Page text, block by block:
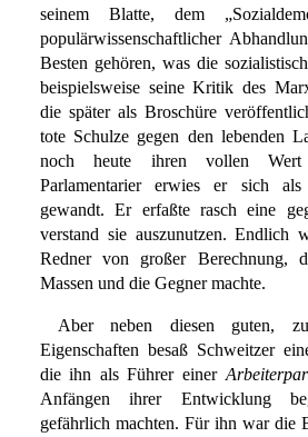
seinem Blatte, dem
populärwissenschaftlicher
Besten gehören, was die
beispielsweise seine Kritik des
die später als Broschüre
tote Schulze gegen den lebenden
noch heute ihren vollen
Parlamentarier erwies er sich
gewandt. Er erfaßte rasch eine
verstand sie auszunutzen. Endlich
Redner von großer Berechnung,
Massen und die Gegner machte.
Aber neben diesen guten,
Eigenschaften besaß Schweitzer
die ihn als Führer einer
Anfängen ihrer Entwicklung
gefährlich machten. Für ihn war die